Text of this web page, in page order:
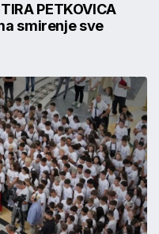
PETKOVICA
smirenje sve